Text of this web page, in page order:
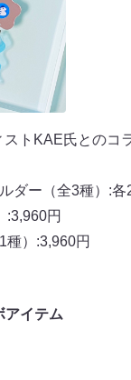
ストKAE氏とのコ
ダー（全3種）:各
:3,960円
種）:3,960円
アイテム